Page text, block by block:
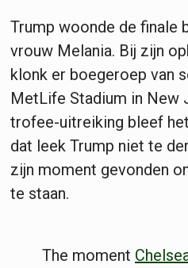
Trump woonde de finale
vrouw Melania. Bij zijn
klonk er boegeroep van
MetLife Stadium in New
trofee-uitreiking bleef
dat leek Trump niet te
zijn moment gevonden
te staan.
The moment